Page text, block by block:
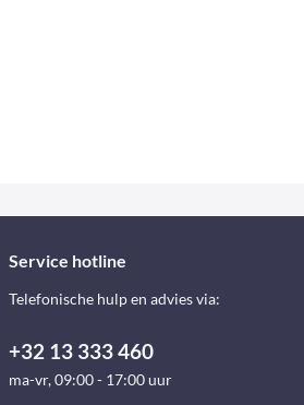
Service hotline
Telefonische hulp en advies via:
+32 13 333 460
ma-vr, 09:00 - 17:00 uur